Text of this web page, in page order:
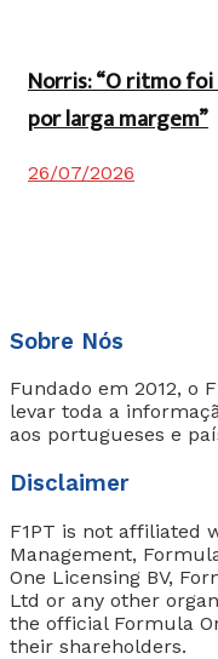
Norris: “O ritmo foi
por larga margem”
26/07/2026
Sobre Nós
Fundado em 2012, o
levar toda a
aos portugueses e
Disclaimer
F1PT is not affiliated
Management,
One Licensing BV,
Ltd or any other
the official Formula
their shareholders.